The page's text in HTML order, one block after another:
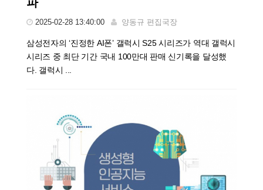
2025-02-28 13:40:00 양동규 편집국장
삼성전자의 ‘진정한 AI폰’ 갤럭시 S25 시리즈가 역대 갤럭시
시리즈 중 최단 기간 국내 100만대 판매 신기록을 달성했
다. 갤럭시 ...